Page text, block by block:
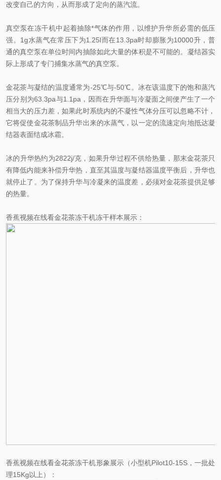
改变自己的方向，从而形成了定向的蒸汽流。
真空泵在冻干机中起着抽除*气体的作用，以维护升华所必需的低压
强。1g水蒸气在常压下为1.25l而在13.3pa时却膨胀为10000升，普
通的真空泵在单位时间内抽除如此大量的体积是不可能的。凝结器实
际上形成了专门捕集水蒸气的真空泵。
金花茶与凝结的温度通常为-25℃与-50℃。冰在该温度下的饱和蒸汽
压分别为63.3pa与1.1pa，因而在升华面与冷凝面之间便产生了一个
相当大的压力差，如果此时系统内的不凝性气体分压可以忽略不计，
它将促使金花茶制品升华出来的水蒸气，以一定的流速定向地抵达凝
结器表面结成冰霜。
冰的升华热约为2822j/克，如果升华过程不供给热量，那末金花茶只
有降低内能来补偿升华热，直至其温度与凝结器温度平衡后，升华也
就停止了。为了保持升华与冷凝来的温度差，必须对金花茶提供足够
的热量。
香蕉视频在线看金花茶冻干机冻干样本展示：
香蕉视频在线看金花茶冻干机形象展示（小型机Pilot10-15S，一批处
理15Kg以上）：